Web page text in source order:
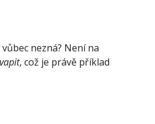
nezná? Není na
, což je právě příklad